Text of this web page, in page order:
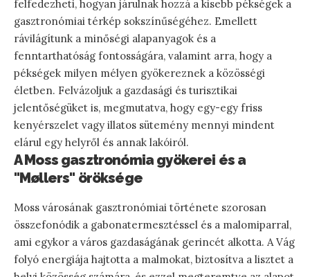
felfedezheti, hogyan járulnak hozzá a kisebb pékségek a
gasztronómiai térkép sokszínűségéhez. Emellett
rávilágítunk a minőségi alapanyagok és a
fenntarthatóság fontosságára, valamint arra, hogy a
pékségek milyen mélyen gyökereznek a közösségi
életben. Felvázoljuk a gazdasági és turisztikai
jelentőségüket is, megmutatva, hogy egy-egy friss
kenyérszelet vagy illatos sütemény mennyi mindent
elárul egy helyről és annak lakóiról.
A Moss gasztronómia gyökerei és a
"Møllers" öröksége
Moss városának gasztronómiai története szorosan
összefonódik a gabonatermesztéssel és a malomiparral,
ami egykor a város gazdaságának gerincét alkotta. A Vág
folyó energiája hajtotta a malmokat, biztosítva a lisztet a